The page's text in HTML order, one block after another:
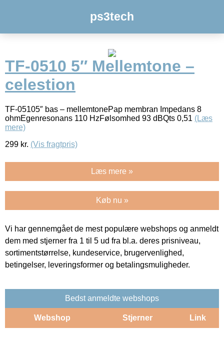
ps3tech
TF-0510 5″ Mellemtone –
celestion
TF-05105″ bas – mellemtonePap membran Impedans 8
ohmEgenresonans 110 HzFølsomhed 93 dBQts 0,51 (Læs
mere)
299 kr. (Vis fragtpris)
Læs mere »
Køb nu »
Vi har gennemgået de mest populære webshops og anmeldt
dem med stjerner fra 1 til 5 ud fra bl.a. deres prisniveau,
sortimentstørrelse, kundeservice, brugervenlighed,
betingelser, leveringsformer og betalingsmuligheder.
Bedst anmeldte webshops
Webshop Stjerner Link